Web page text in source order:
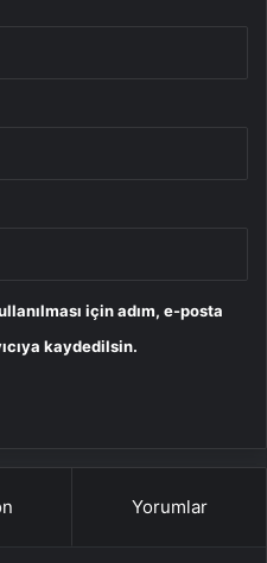
için adım, e-posta
kaydedilsin.
Yorumlar